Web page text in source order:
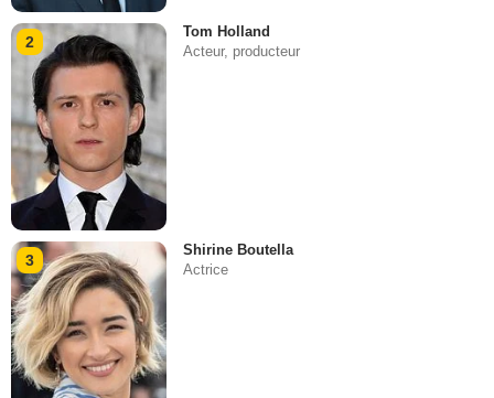
2
Tom Holland
Acteur, producteur
3
Shirine Boutella
Actrice